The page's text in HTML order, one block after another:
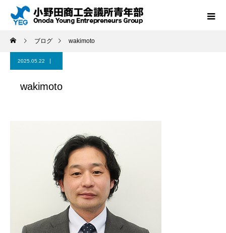
ブログ wakimoto
2025.05.22
wakimoto